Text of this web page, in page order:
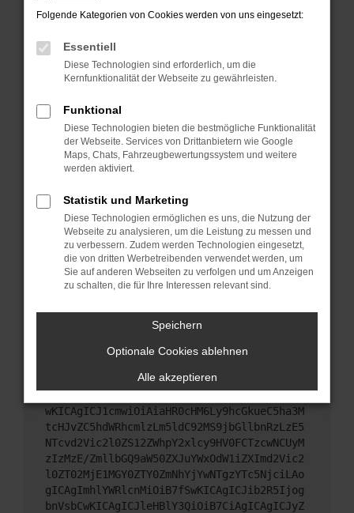
Prüfe deine Browsererweiterungen.
das Laden bestimmter Seiten verhindern.
Funktioniert die Seite in einem anderen Browser
oder in einem privaten Fenster?
Das kann manchmal helfen, vorübergehende
Probleme zu beheben.
Stelle sicher, dass dein Browser und dein
Betriebssystem auf dem neuesten Stand sind.
Sicherheitsrisiko, sondern kann auch dazu führen,
dass bestimmte Funktionen nicht mehr
unterstützt werden.
Wende dich an den Webseitenbetreiber.
Wenn du alle oben genannten Schritte versucht
hast, kontaktiere uns bitte. Wir werden versuchen,
das Problem zu beheben. Du kannst uns diesen
Text schicken, um uns bei der Fehlersuche zu
unterstützen:
ewogICJuYW1lIjogIk5ldHdvcmtFcnJvciIsCiAgI
mNvbmZpZyI6IHsKICAgICJtZXRob2QiOiAiR0VUIi
wKICAgICJ1cmwiOiAiaHR0cHM6Ly9hcGkueC5ha3M
tcHJvZC5hdWRhcmlzLm5ldC92MS9jbGllbnRzLzE5
NTcvd2Vic2l0ZS12ZWhpY2xlcy9HV0FCTzcwNCUyM
zIzMzE/ZmllbGQ9aW50ZXJuYWxOdW1iZXImd2Vic2
l0ZT02MjE1MGY0ZTY0ZmNhYjYwNTgzYTc5NjciLAo
gICAgImhlYWRlcnMiOiB7fSwKICAgICJib2R5Ijog
bnVsbCwKICAgICJleHBlY3QiOiB7CiAgICAgICJyZ
Folgende Kategorien von Cookies werden von uns eingesetzt:
Essentiell
Diese Technologien sind erforderlich, um die
Kernfunktionalität der Webseite zu gewährleisten.
Funktional
Diese Technologien bieten die bestmögliche Funktionalität
der Webseite. Services von Drittanbietern wie Google
Maps, Chats, Fahrzeugbewertungssystem und weitere
werden aktiviert.
Statistik und Marketing
Diese Technologien ermöglichen es uns, die Nutzung der
Webseite zu analysieren, um die Leistung zu messen und
zu verbessern. Zudem werden Technologien eingesetzt,
die von dritten Werbetreibenden verwendet werden, um
Sie auf anderen Webseiten zu verfolgen und um Anzeigen
zu schalten, die für Ihre Interessen relevant sind.
Speichern
Optionale Cookies ablehnen
Alle akzeptieren